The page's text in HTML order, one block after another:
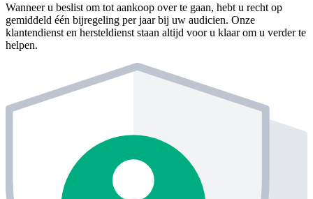
Wanneer u beslist om tot aankoop over te gaan, hebt u recht op
gemiddeld één bijregeling per jaar bij uw audicien. Onze
klantendienst en hersteldienst staan altijd voor u klaar om u verder te
helpen.